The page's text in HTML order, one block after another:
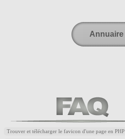
Annuaire
Trouver et télécharger le favicon d'une page en PHP